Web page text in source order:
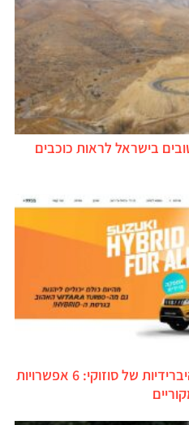
בישראל לראות כוכבים
הוצג הסדר פשרה בפרשת ההיברידיות של סוזוקי: 6 אפשרויות